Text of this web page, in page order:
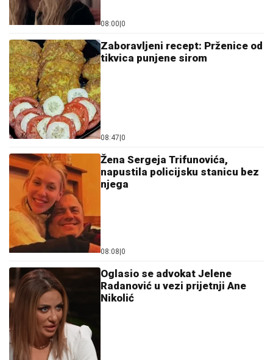
08:00|0
Zaboravljeni recept: Prženice od
tikvica punjene sirom
08:47|0
Žena Sergeja Trifunovića,
napustila policijsku stanicu bez
njega
08:08|0
Oglasio se advokat Jelene
Radanović u vezi prijetnji Ane
Nikolić